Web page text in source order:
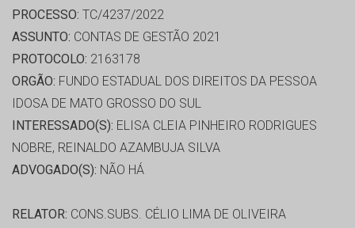
PROCESSO: TC/4237/2022
ASSUNTO: CONTAS DE GESTÃO 2021
PROTOCOLO: 2163178
ORGÃO: FUNDO ESTADUAL DOS DIREITOS DA PESSOA
IDOSA DE MATO GROSSO DO SUL
INTERESSADO(S): ELISA CLEIA PINHEIRO RODRIGUES
NOBRE, REINALDO AZAMBUJA SILVA
ADVOGADO(S): NÃO HÁ
RELATOR: CONS.SUBS. CÉLIO LIMA DE OLIVEIRA